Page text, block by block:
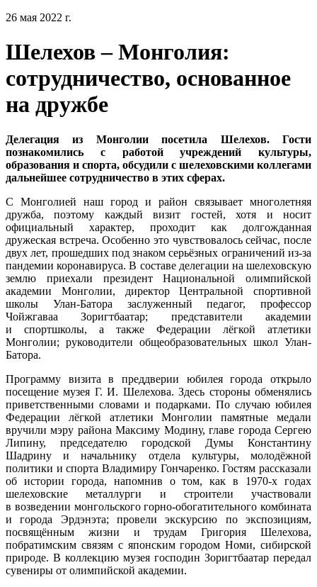
26 мая 2022 г.
Шелехов – Монголия:
сотрудничество, основанное
на дружбе
Делегация из Монголии посетила Шелехов. Гости
познакомились с работой учреждений культуры,
образования и спорта, обсудили с шелеховскими коллегами
дальнейшее сотрудничество в этих сферах.
С Монголией наш город и район связывает многолетняя
дружба, поэтому каждый визит гостей, хотя и носит
официальный характер, проходит как долгожданная
дружеская встреча. Особенно это чувствовалось сейчас, после
двух лет, прошедших под знаком серьёзных ограничений из-за
пандемии коронавируса. В составе делегации на шелеховскую
землю приехали президент Национальной олимпийской
академии Монголии, директор Центральной спортивной
школы Улан-Батора заслуженный педагог, профессор
Чойжгаваа Зоригтбаатар; представители академии
и спортшколы, а также Федерации лёгкой атлетики
Монголии; руководители общеобразовательных школ Улан-
Батора.
Программу визита в преддверии юбилея города открыло
посещение музея Г. И. Шелехова. Здесь стороны обменялись
приветственными словами и подарками. По случаю юбилея
Федерации лёгкой атлетики Монголии памятные медали
вручили мэру района Максиму Модину, главе города Сергею
Липину, председателю городской Думы Константину
Шадрину и начальнику отдела культуры, молодёжной
политики и спорта Владимиру Гончаренко. Гостям рассказали
об истории города, напомнив о том, как в 1970-х годах
шелеховские металлурги и строители участвовали
в возведении монгольского горно-обогатительного комбината
и города Эрдэнэта; провели экскурсию по экспозициям,
посвящённым жизни и трудам Григория Шелехова,
побратимским связям с японским городом Номи, сибирской
природе. В коллекцию музея господин Зоригтбаатар передал
сувениры от олимпийской академии.